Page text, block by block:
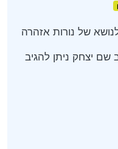
של נורות אזהרה
יצחק ניתן להגיב